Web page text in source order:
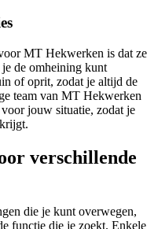
MT Hekwerken is dat ze
de omheining kunt
of oprit, zodat je altijd de
team van MT Hekwerken
jouw situatie, zodat je
verschillende
die je kunt overwegen,
functie die je zoekt. Enkele